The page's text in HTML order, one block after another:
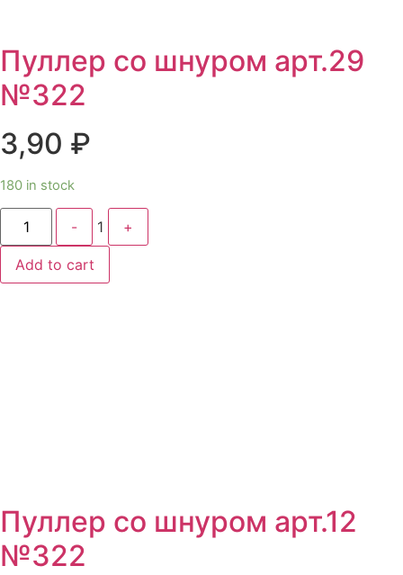
Пуллер со шнуром арт.29
№322
3,90 ₽
180 in stock
Quantity
- 1 +
Add to cart
Пуллер со шнуром арт.12
№322